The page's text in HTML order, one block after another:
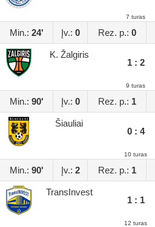
7 turas
Min.: 24' Įv.: 0 Rez. p.: 0
K. Žalgiris
1 : 2
9 turas
Min.: 90' Įv.: 0 Rez. p.: 1
Šiauliai
0 : 4
10 turas
Min.: 90' Įv.: 2 Rez. p.: 1
TransInvest
1 : 1
12 turas